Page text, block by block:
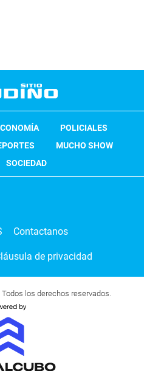
POLICIALES
MUCHO SHOW
SOCIEDAD
Contactanos
de privacidad
los derechos reservados.